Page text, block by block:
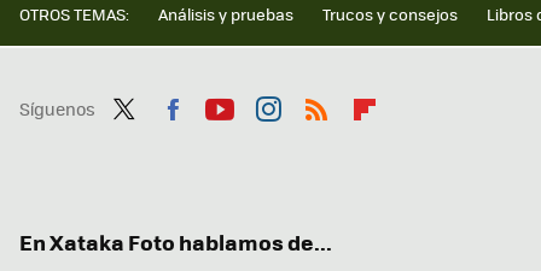
OTROS TEMAS: Análisis y pruebas Trucos y consejos Libros
Síguenos
En Xataka Foto hablamos de...